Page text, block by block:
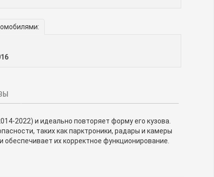
2022) и идеально повторяет форму его кузова.
таких как парктроники, радары и камеры
обеспечивает их корректное функционирование.